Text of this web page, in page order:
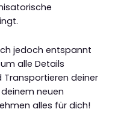
jedoch entspannt
alle Details
Transportieren deiner
neuen
alles für dich!